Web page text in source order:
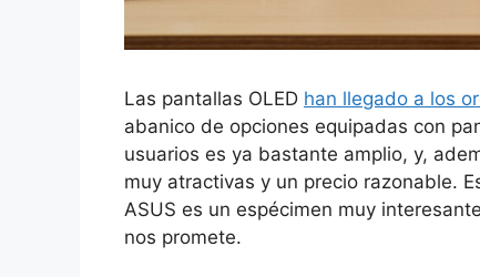
Las pantallas OLED han llegado a los
abanico de opciones equipadas con
usuarios es ya bastante amplio, y,
muy atractivas y un precio razonable.
ASUS es un espécimen muy
nos promete.